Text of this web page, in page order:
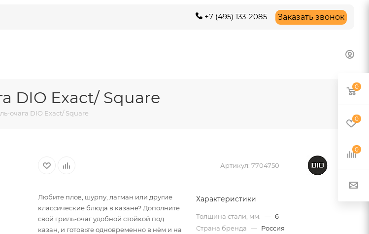
+7 (495) 133-2085 Заказать звонок
DIO Exact/ Square
очага DIO Exact/ Square
Артикул: 7704750
Любите плов, шурпу, лагман или другие
классические блюда в казане? Дополните
свой гриль-очаг удобной стойкой под
казан, и готовьте одновременно в нём и на
Характеристики
Толщина стали, мм. — 6
Страна бренда — Россия
0
0
0